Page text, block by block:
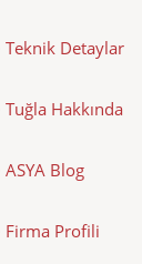
Teknik Detaylar
Tuğla Hakkında
ASYA Blog
Firma Profili